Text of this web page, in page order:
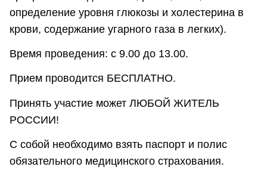
определение уровня глюкозы и холестерина в
крови, содержание угарного газа в легких).
Время проведения: с 9.00 до 13.00.
Прием проводится БЕСПЛАТНО.
Принять участие может ЛЮБОЙ ЖИТЕЛЬ
РОССИИ!
С собой необходимо взять паспорт и полис
обязательного медицинского страхования.